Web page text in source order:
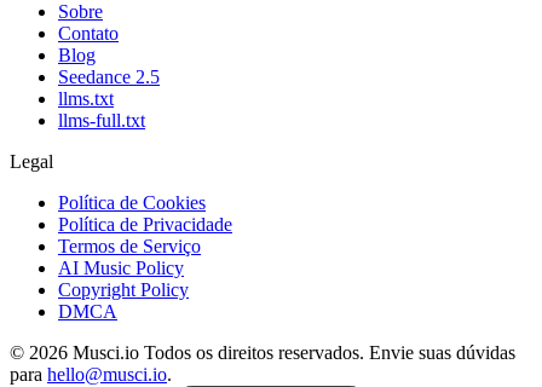
Sobre
Contato
Blog
Seedance 2.5
llms.txt
llms-full.txt
Legal
Política de Cookies
Política de Privacidade
Termos de Serviço
AI Music Policy
Copyright Policy
DMCA
© 2026 Musci.io Todos os direitos reservados. Envie suas dúvidas
para hello@musci.io.